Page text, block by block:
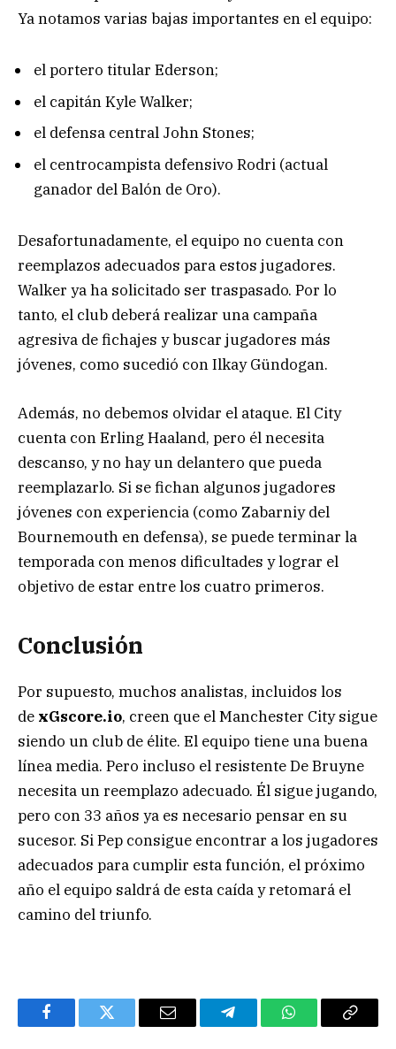
Ya notamos varias bajas importantes en el equipo:
el portero titular Ederson;
el capitán Kyle Walker;
el defensa central John Stones;
el centrocampista defensivo Rodri (actual
ganador del Balón de Oro).
Desafortunadamente, el equipo no cuenta con
reemplazos adecuados para estos jugadores.
Walker ya ha solicitado ser traspasado. Por lo
tanto, el club deberá realizar una campaña
agresiva de fichajes y buscar jugadores más
jóvenes, como sucedió con Ilkay Gündogan.
Además, no debemos olvidar el ataque. El City
cuenta con Erling Haaland, pero él necesita
descanso, y no hay un delantero que pueda
reemplazarlo. Si se fichan algunos jugadores
jóvenes con experiencia (como Zabarniy del
Bournemouth en defensa), se puede terminar la
temporada con menos dificultades y lograr el
objetivo de estar entre los cuatro primeros.
Conclusión
Por supuesto, muchos analistas, incluidos los
de xGscore.io, creen que el Manchester City sigue
siendo un club de élite. El equipo tiene una buena
línea media. Pero incluso el resistente De Bruyne
necesita un reemplazo adecuado. Él sigue jugando,
pero con 33 años ya es necesario pensar en su
sucesor. Si Pep consigue encontrar a los jugadores
adecuados para cumplir esta función, el próximo
año el equipo saldrá de esta caída y retomará el
camino del triunfo.
FacebookTwitter Email TelegramWhatsAppCopy